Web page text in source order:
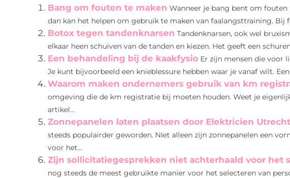
Bang om fouten te maken Wanneer je bang bent om fouten
dan kan het helpen om gebruik te maken van faalangsttraining. Bij
Botox tegen tandenknarsen Tandenknarsen, ook wel
elkaar heen schuiven van de tanden en kiezen. Het geeft een
Een behandeling bij de kaakfysio Er zijn mensen die voor
Je kunt bijvoorbeeld een knieblessure hebben waar je vanaf wilt.
Waarom maken ondernemers gebruik van km
omgeving die de km registratie bij moeten houden. Weet je
artikel...
Zonnepanelen laten plaatsen door Elektricien Utrecht
steeds populairder geworden. NIet alleen zijn zonnepanelen een
voor het...
Zijn sollicitatiegesprekken niet achterhaald voor het
nog steeds de meest gebruikte manier voor het selecteren van